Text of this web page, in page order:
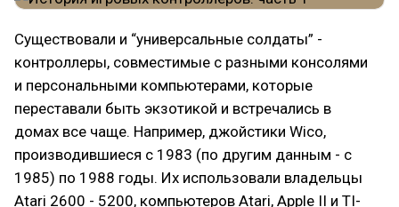
Существовали и “универсальные солдаты” -
контроллеры, совместимые с разными консолями
и персональными компьютерами, которые
переставали быть экзотикой и встречались в
домах все чаще. Например, джойстики Wico,
производившиеся с 1983 (по другим данным - с
1985) по 1988 годы. Их использовали владельцы
Atari 2600 - 5200, компьютеров Atari, Apple II и TI-